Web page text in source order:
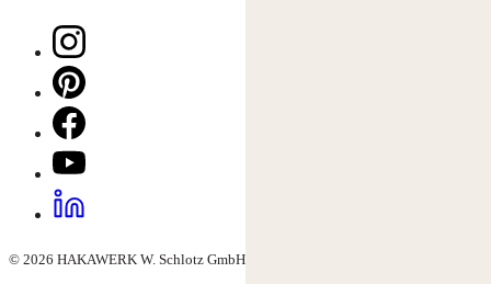
© 2026 HAKAWERK W. Schlotz GmbH